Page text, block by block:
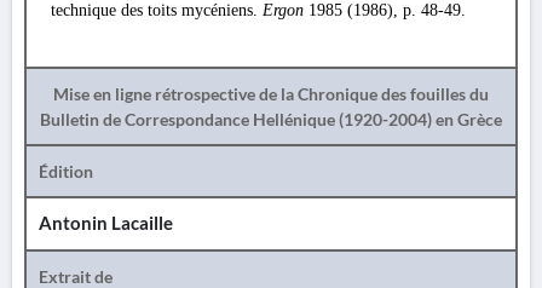
technique des toits mycéniens. Ergon 1985 (1986), p. 48-49.
Mise en ligne rétrospective de la Chronique des fouilles du
Bulletin de Correspondance Hellénique (1920-2004) en Grèce
Édition
Antonin Lacaille
Extrait de